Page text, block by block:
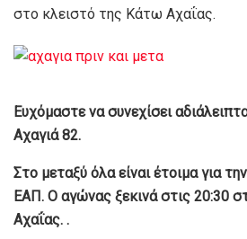
στο κλειστό της Κάτω Αχαΐας.
Ευχόμαστε να συνεχίσει
Αχαγιά 82.
Στο μεταξύ όλα είναι έτοιμα για
ΕΑΠ. Ο αγώνας ξεκινά στις 20:30
Αχαΐας. .